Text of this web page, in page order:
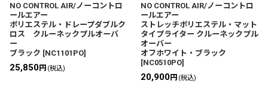
NO CONTROL AIR/ノーコントロ
ールエアー
ポリエステル・ドレープダブルク
ロス クルーネックプルオーバ
ー
ブラック [NC1101PO]
25,850円 (税込)
NO CONTROL AIR/ノーコントロ
ールエアー
ストレッチポリエステル・マット
タイプライター クルーネックプル
オーバー
オフホワイト・ブラック
[NC0510PO]
20,900円 (税込)